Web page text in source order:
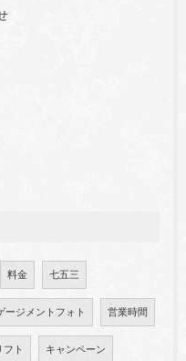
料金 七五三
ージメントフォト 営業時間
ト キャンペーン